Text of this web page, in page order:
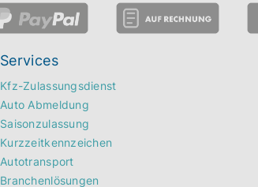
Services
Kfz-Zulassungsdienst
Auto Abmeldung
Saisonzulassung
Kurzzeitkennzeichen
Autotransport
Branchenlösungen